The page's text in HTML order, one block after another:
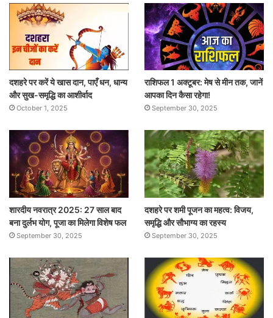
दशहरे पर करें ये खास दान, पाएँ धन, धान्य
और सुख-समृद्धि का आशीर्वाद
October 1, 2025
राशिफल 1 अक्टूबर: मेष से मीन तक, जानें
आपका दिन कैसा रहेगा!
September 30, 2025
शारदीय नवरात्र 2025: 27 साल बाद
बना दुर्लभ योग, पूजा का मिलेगा विशेष फल
September 30, 2025
दशहरे पर शमी पूजन का महत्व: विजय,
समृद्धि और सौभाग्य का रहस्य
September 30, 2025